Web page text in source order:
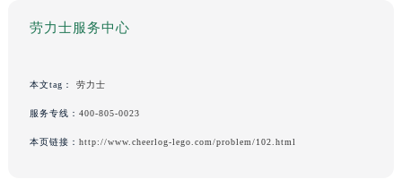
劳力士服务中心
本文tag： 劳力士
服务专线： 400-805-0023
本页链接： http://www.cheerlog-lego.com/problem/102.html